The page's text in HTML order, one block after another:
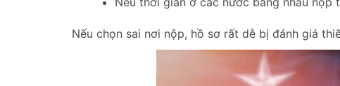
Nếu chọn sai nơi nộp, hồ sơ rất dễ bị đánh giá